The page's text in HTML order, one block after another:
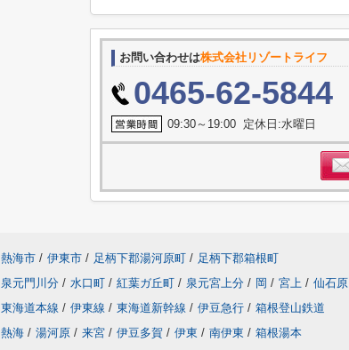
お問い合わせは株式会社リゾートライフ
0465-62-5844
09:30～19:00 定休日:水曜日
熱海市 / 伊東市 / 足柄下郡湯河原町 / 足柄下郡箱根町
泉元門川分 / 水口町 / 紅葉ガ丘町 / 泉元宮上分 / 岡 / 宮上 / 仙石原
東海道本線 / 伊東線 / 東海道新幹線 / 伊豆急行 / 箱根登山鉄道
熱海 / 湯河原 / 来宮 / 伊豆多賀 / 伊東 / 南伊東 / 箱根湯本